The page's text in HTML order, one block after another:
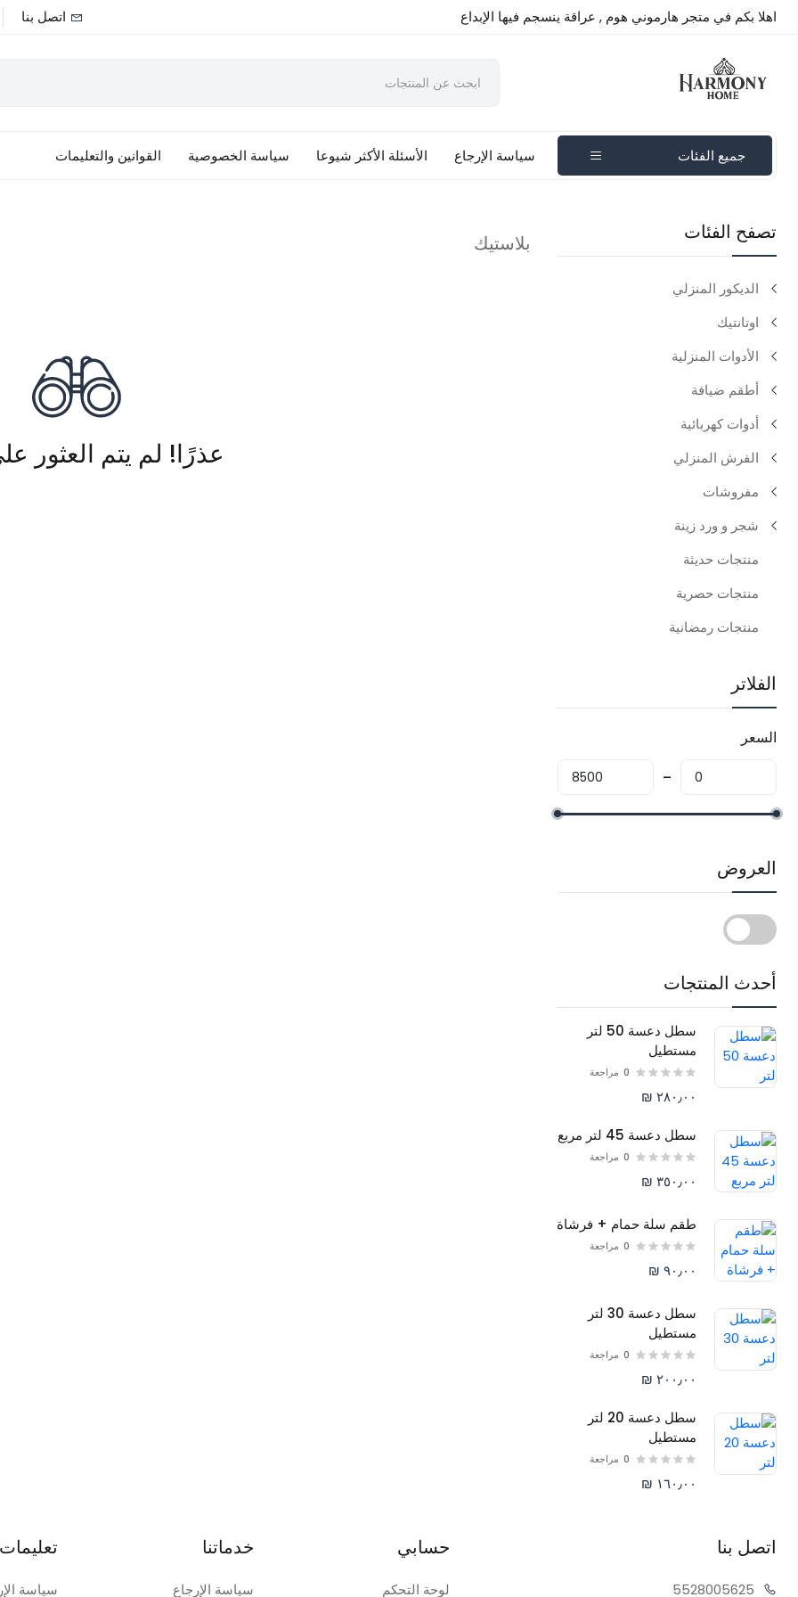
اهلا بكم في متجر هارموني هوم , عراقة ينسجم فيها الإبداع اتصل بنا
جميع الفئات سياسة الإرجاع الأسئلة الأكثر شيوعا سياسة الخصوصية القوانين والتعليمات
تصفح الفئات
الديكور المنزلي
اوتانتيك
الأدوات المنزلية
أطقم ضيافة
أدوات كهربائية
الفرش المنزلي
مفروشات
شجر و ورد زينة
منتجات حديثة
منتجات حصرية
منتجات رمضانية
الفلاتر
السعر
العروض
أحدث المنتجات
سطل دعسة 50 لتر
مستطيل
0 مراجعة
٢٨٠٫٠٠ ₪
سطل دعسة 45 لتر مربع
0 مراجعة
٣٥٠٫٠٠ ₪
طقم سلة حمام + فرشاة
0 مراجعة
٩٠٫٠٠ ₪
سطل دعسة 30 لتر
مستطيل
0 مراجعة
٢٠٠٫٠٠ ₪
سطل دعسة 20 لتر
مستطيل
0 مراجعة
١٦٠٫٠٠ ₪
بلاستيك
عذرًا! لم يتم العثور
اتصل بنا
05625
55280
حسابي
لوحة التحكم
خدماتنا
سياسة الإرجاع سياسة